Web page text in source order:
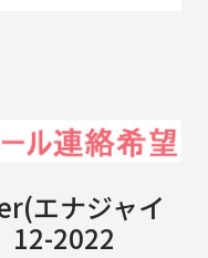
エナジャイ
2022